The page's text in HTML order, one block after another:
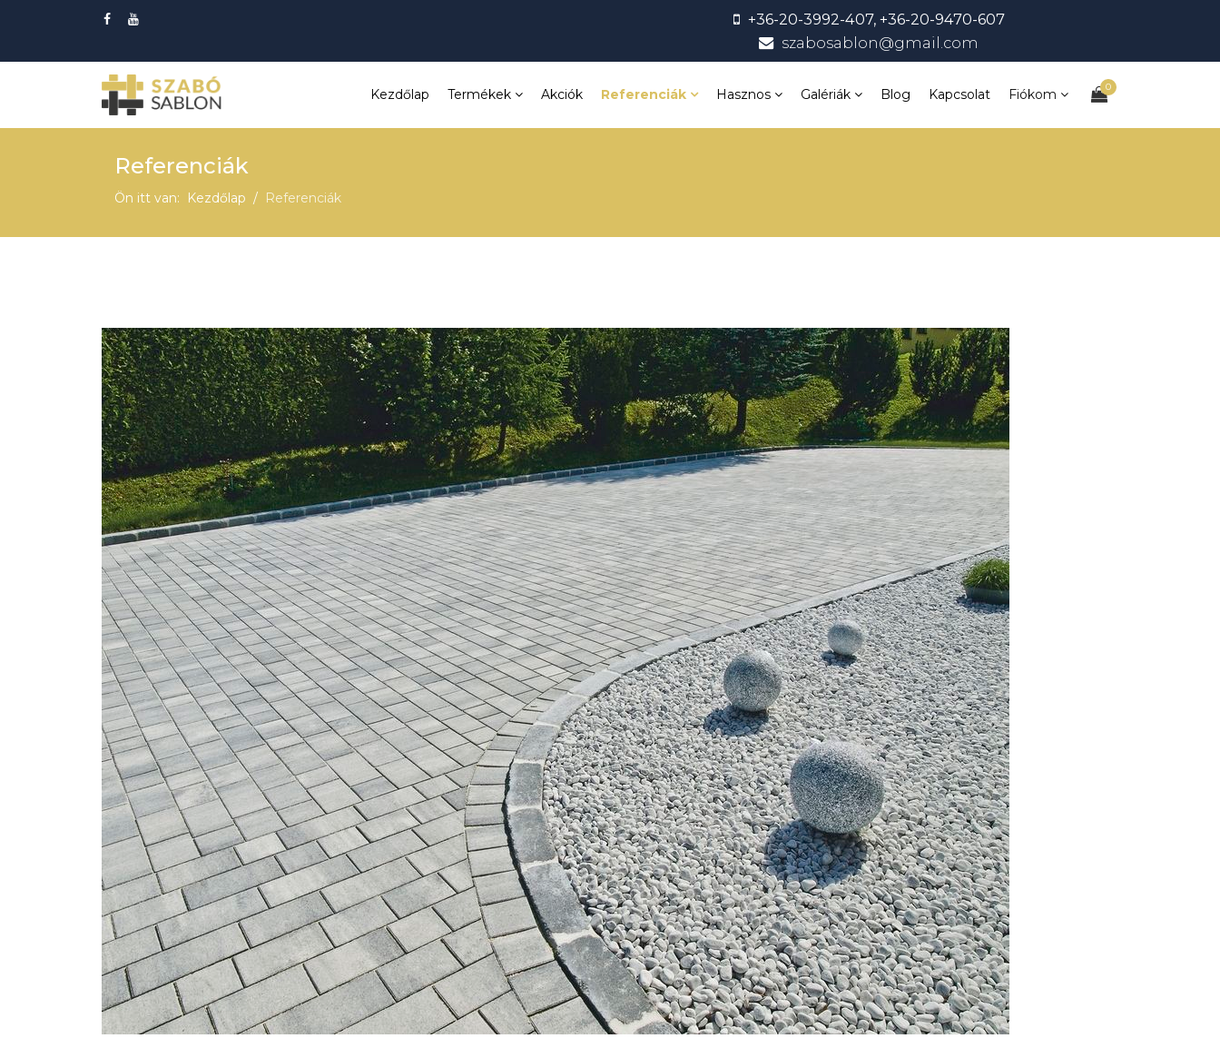
+36-20-3992-407, +36-20-9470-607
szabosablon@gmail.com
0
Kezdőlap Termékek Akciók Referenciák Hasznos Galériák Blog Kapcsolat Fiókom
Referenciák
Ön itt van: Kezdőlap Referenciák